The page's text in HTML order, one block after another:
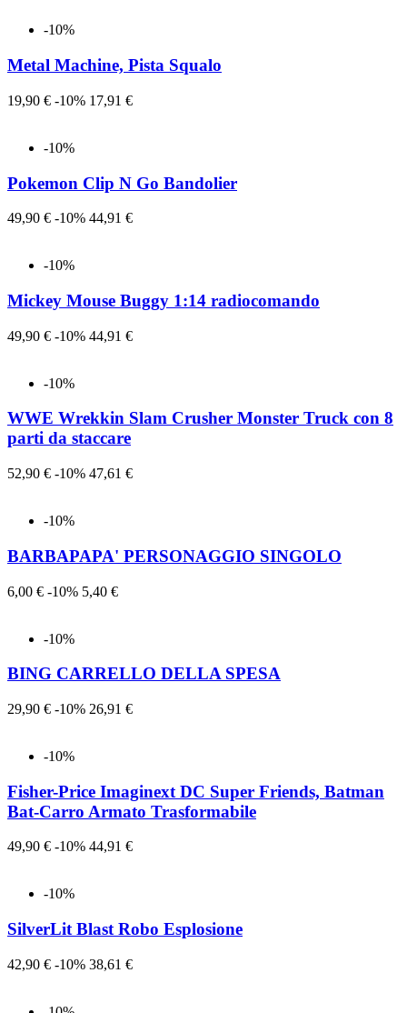
-10%
Metal Machine, Pista Squalo
Prezzo
19,90 € -10% Prezzo
17,91 €
-10%
Pokemon Clip N Go Bandolier
Prezzo
49,90 € -10% Prezzo
44,91 €
-10%
Mickey Mouse Buggy 1:14 radiocomando
Prezzo
49,90 € -10% Prezzo
44,91 €
-10%
WWE Wrekkin Slam Crusher Monster Truck con 8
parti da staccare
Prezzo
52,90 € -10% Prezzo
47,61 €
-10%
BARBAPAPA' PERSONAGGIO SINGOLO
Prezzo
6,00 € -10% Prezzo
5,40 €
-10%
BING CARRELLO DELLA SPESA
Prezzo
29,90 € -10% Prezzo
26,91 €
-10%
Fisher-Price Imaginext DC Super Friends, Batman
Bat-Carro Armato Trasformabile
Prezzo
49,90 € -10% Prezzo
44,91 €
-10%
SilverLit Blast Robo Esplosione
Prezzo
42,90 € -10% Prezzo
38,61 €